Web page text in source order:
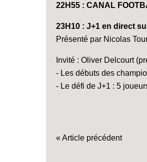
22H55 : CANAL
23H10 : J+1 en direct
Présenté par Nicolas
Invité : Oliver Delcourt
- Les débuts des
- Le défi de J+1 : 5
« Article précédent